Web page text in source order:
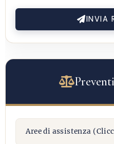
INVIA
Aree di assistenza